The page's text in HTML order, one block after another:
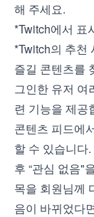
해 주세요.
*Twitch에서 표
*Twitch의 추천
즐길 콘텐츠를
그인한 유저 여
련 기능을 제공
콘텐츠 피드에
할 수 있습니다
후 “관심 없음"
목을 회원님께
음이 바뀌었다